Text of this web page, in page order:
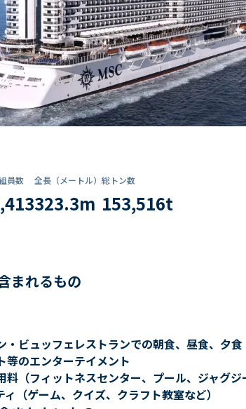
員数​ 全長（メートル）
323.3m
総トン数​
153,516t
まれるもの
・ビュッフェレストランでの朝食、昼食、夕食
等のエンターテイメント
料（フィットネスセンター、プール、ジャグジ
（ゲーム、クイズ、クラフト教室など）